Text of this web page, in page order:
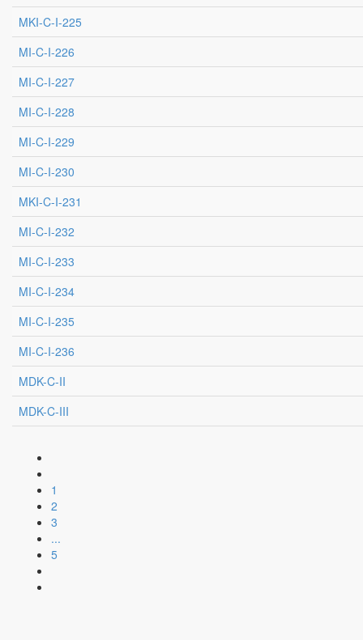
MKI-C-I-225
MI-C-I-226
MI-C-I-227
MI-C-I-228
MI-C-I-229
MI-C-I-230
MKI-C-I-231
MI-C-I-232
MI-C-I-233
MI-C-I-234
MI-C-I-235
MI-C-I-236
MDK-C-II
MDK-C-III
1
2
3
...
5